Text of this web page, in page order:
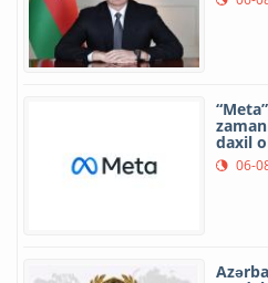
daxil
06-